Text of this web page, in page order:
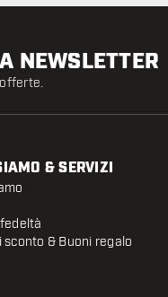
NEWSLETTER
& SERVIZI
sconto & Buoni regalo